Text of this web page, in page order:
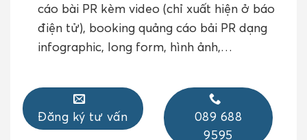
cáo bài PR kèm video (chỉ xuất hiện ở báo
điện tử), booking quảng cáo bải PR dạng
infographic, long form, hình ảnh,…
Đăng ký tư vấn
089 688
9595